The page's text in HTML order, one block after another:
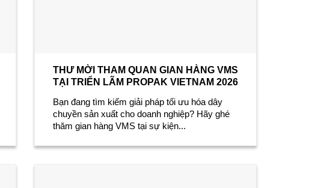
THƯ MỜI THAM QUAN GIAN HÀNG VMS
TẠI TRIỂN LÃM PROPAK VIETNAM 2026
Bạn đang tìm kiếm giải pháp tối ưu hóa dây
chuyền sản xuất cho doanh nghiệp? Hãy ghé
thăm gian hàng VMS tại sự kiện...